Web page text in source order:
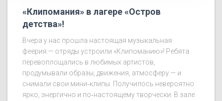
«Клипомания» в лагере «Остров
детства»!
Вчера у нас прошла настоящая музыкальная
феерия — отряды устроили «Клипоманию»! Ребята
перевоплощались в любимых артистов,
продумывали образы, движения, атмосферу — и
снимали свои мини‑клипы. Получилось невероятно
ярко, энергично и по‑настоящему творчески. В зале